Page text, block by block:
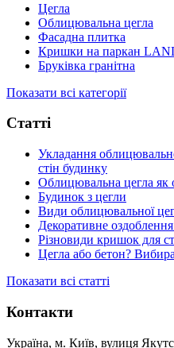
Цегла
Облицювальна цегла
Фасадна плитка
Кришки на паркан
Бруківка гранітна
Показати всі категорії
Статті
Укладання
стін будинку
Облицювальна цегла як
Будинок з цегли
Види облицювальної
Декоративне
Різновиди кришок для
Цегла або бетон?
Показати всі статті
Контакти
Україна, м. Київ, вулиця